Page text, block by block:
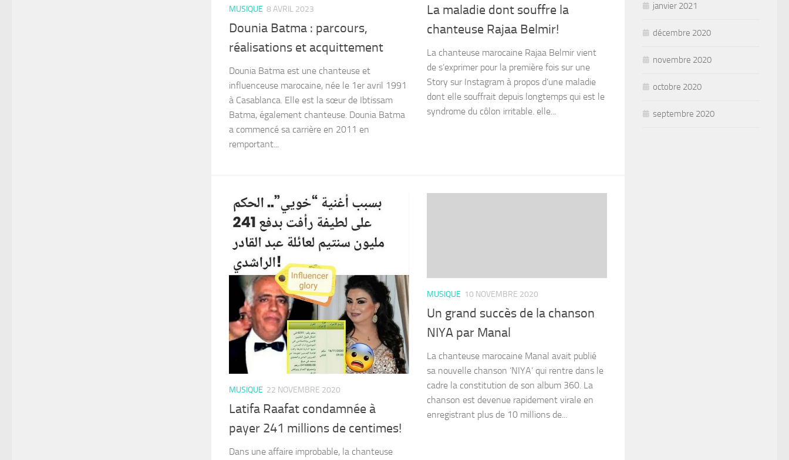
MUSIQUE 8 AVRIL 2023
Dounia Batma : parcours,
réalisations et acquittement
Dounia Batma est une chanteuse et
influenceuse marocaine, née le 1er avril 1991
à Casablanca. Elle est la sœur de Ibtissam
Batma, également chanteuse. Dounia Batma
a commencé sa carrière en 2011 en
remportant...
La maladie dont souffre la
chanteuse Rajaa Belmir!
La chanteuse marocaine Rajaa Belmir vient
de s’exprimer pour la première fois sur une
Story sur Instagram à propos d’une maladie
dont elle souffrait depuis longtemps qui est le
syndrome du côlon irritable. elle...
MUSIQUE 22 NOVEMBRE 2020
Latifa Raafat condamnée à
payer 241 millions de centimes!
Dans une affaire improbable, la chanteuse
MUSIQUE 10 NOVEMBRE 2020
Un grand succès de la chanson
NIYA par Manal
La chanteuse marocaine Manal avait publié
sa nouvelle chanson ‘NIYA’ qui rentre dans le
cadre la constitution de son album 360. La
chanson est devenue rapidement virale en
enregistrant plus de 10 millions de...
janvier 2021
décembre 2020
novembre 2020
octobre 2020
septembre 2020